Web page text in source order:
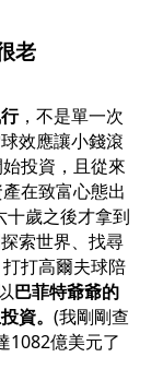
老
，不是單一次
效應讓小錢滾
投資，且從來
在致富心態出
歲之後才拿到
索世界、找尋
打高爾夫球陪
巴菲特爺爺的
資。 (我剛剛查
1082億美元了